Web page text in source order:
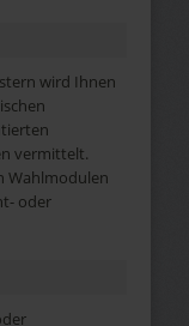
wird Ihnen
vermittelt.
Wahlmodulen
oder